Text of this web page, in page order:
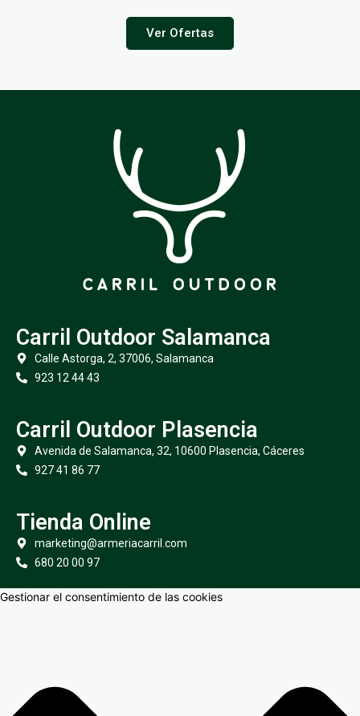
Ver Ofertas
Carril Outdoor Salamanca
Calle Astorga, 2, 37006, Salamanca
923 12 44 43
Carril Outdoor Plasencia
Avenida de Salamanca, 32, 10600 Plasencia, Cáceres
927 41 86 77
Tienda Online
marketing@armeriacarril.com
680 20 00 97
Gestionar el consentimiento de las cookies